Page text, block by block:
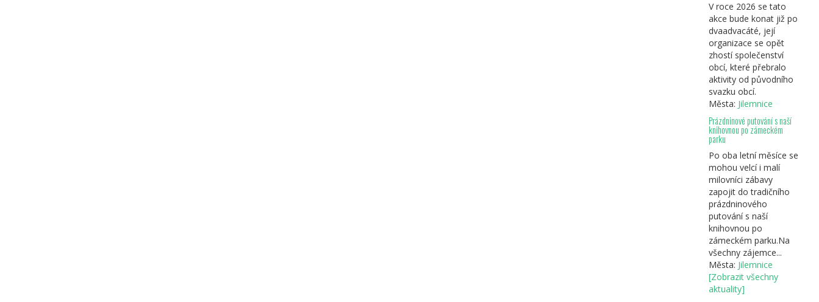
V roce 2026 se tato
akce bude konat již po
dvaadvacáté, její
organizace se opět
zhostí společenství
obcí, které přebralo
aktivity od původního
svazku obcí.
Města: Jilemnice
Prázdninové putování s naší
knihovnou po zámeckém
parku
Po oba letní měsíce se
mohou velcí i malí
milovníci zábavy
zapojit do tradičního
prázdninového
putování s naší
knihovnou po
zámeckém parku.Na
všechny zájemce...
Města: Jilemnice
[Zobrazit všechny
aktuality]